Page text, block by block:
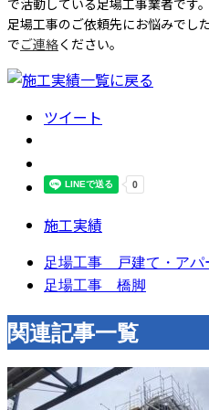
足場工事のご依頼先にお悩みでし
でご連絡ください。
ツイート
施工実績
足場工事 戸建て・アパ
足場工事 橋脚
関連記事一覧